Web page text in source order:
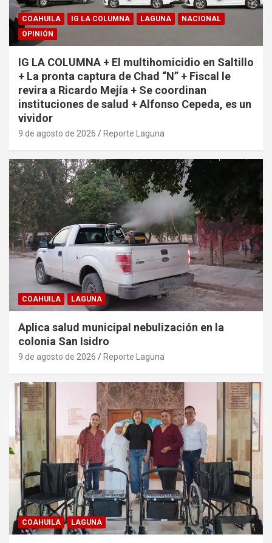
COAHUILA IG LA COLUMNA LAGUNA
NACIONAL
OPINIÓN
IG LA COLUMNA + El multihomicidio en Saltillo
+ La pronta captura de Chad “N” + Fiscal le
revira a Ricardo Mejía + Se coordinan
instituciones de salud + Alfonso Cepeda, es un
vividor
9 de agosto de 2026 Reporte Laguna
COAHUILA LAGUNA
Aplica salud municipal nebulización en la
colonia San Isidro
9 de agosto de 2026 Reporte Laguna
COAHUILA LAGUNA